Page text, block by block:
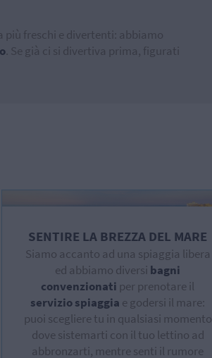
più freschi e divertenti: abbiamo
. Se già ci si divertiva prima, figurati
SENTIRE LA BREZZA DEL MARE
Siamo accanto ad una spiaggia libera
ed abbiamo diversi bagni
convenzionati per prenotare il
servizio spiaggia e godersi il mare:
puoi scegliere tu in qualsiasi momento
dove sistemarti con il tuo lettino ad
abbronzarti, mentre senti il rumore